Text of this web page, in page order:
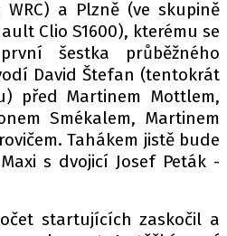
/ COOKIES
serveru autoroad.cz je
s.r.o., IČ: 118 23 054
a Plzně (ve skupině
Clio S1600), kterému se
šestka průběžného
David Štefan (tentokrát
před Martinem Mottlem,
Smékalem, Martinem
Tahákem jistě bude
s dvojicí Josef Peták -
startujících zaskočil a